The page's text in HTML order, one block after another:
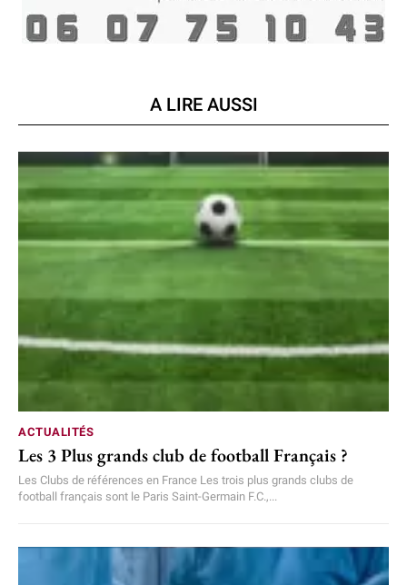
A LIRE AUSSI
ACTUALITÉS
Les 3 Plus grands club de football Français ?
Les Clubs de références en France Les trois plus grands clubs de
football français sont le Paris Saint-Germain F.C.,...